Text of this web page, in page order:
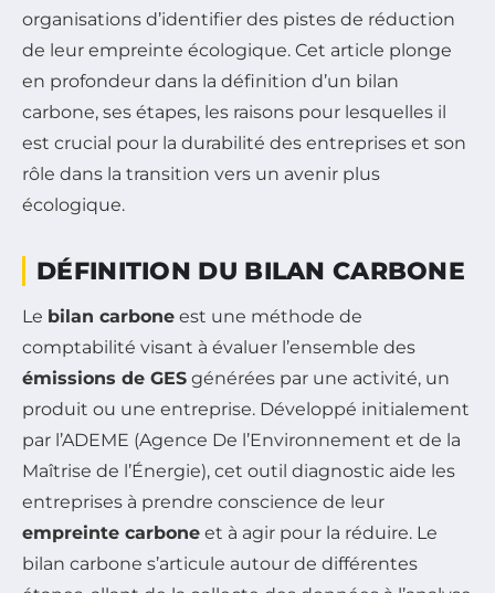
organisations d’identifier des pistes de réduction
de leur empreinte écologique. Cet article plonge
en profondeur dans la définition d’un bilan
carbone, ses étapes, les raisons pour lesquelles il
est crucial pour la durabilité des entreprises et son
rôle dans la transition vers un avenir plus
écologique.
DÉFINITION DU BILAN CARBONE
Le bilan carbone est une méthode de
comptabilité visant à évaluer l’ensemble des
émissions de GES générées par une activité, un
produit ou une entreprise. Développé initialement
par l’ADEME (Agence De l’Environnement et de la
Maîtrise de l’Énergie), cet outil diagnostic aide les
entreprises à prendre conscience de leur
empreinte carbone et à agir pour la réduire. Le
bilan carbone s’articule autour de différentes